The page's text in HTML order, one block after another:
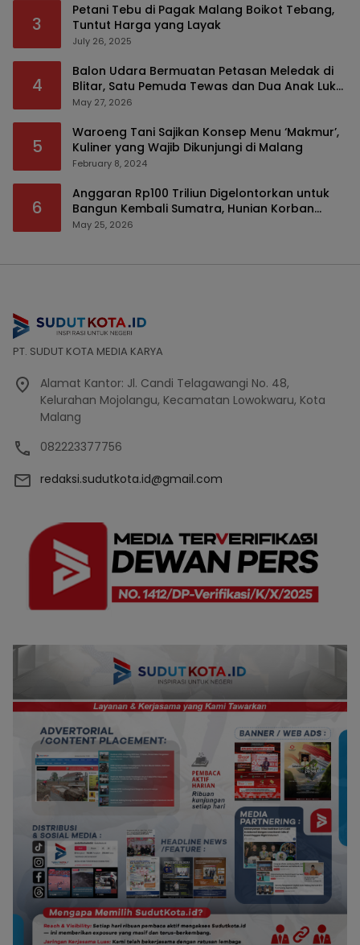
3
Petani Tebu di Pagak Malang Boikot Tebang,
Tuntut Harga yang Layak
July 26, 2025
4
Balon Udara Bermuatan Petasan Meledak di
Blitar, Satu Pemuda Tewas dan Dua Anak Luka
Serius
May 27, 2026
5
Waroeng Tani Sajikan Konsep Menu ‘Makmur’,
Kuliner yang Wajib Dikunjungi di Malang
February 8, 2024
6
Anggaran Rp100 Triliun Digelontorkan untuk
Bangun Kembali Sumatra, Hunian Korban
Bencana Bakal Difokuskan
May 25, 2026
PT. SUDUT KOTA MEDIA KARYA
Alamat Kantor: Jl. Candi Telagawangi No. 48,
Kelurahan Mojolangu, Kecamatan Lowokwaru, Kota
Malang
082223377756
redaksi.sudutkota.id@gmail.com